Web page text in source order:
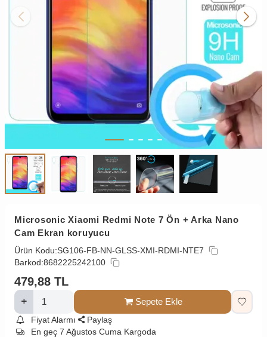
Microsonic Xiaomi Redmi Note 7 Ön + Arka Nano
Cam Ekran koruyucu
Ürün Kodu:SG106-FB-NN-GLSS-XMI-RDMI-NTE7
Barkod:8682225242100
479,88 TL
Sepete Ekle
Fiyat Alarmı
Paylaş
En geç 7 Ağustos Cuma Kargoda